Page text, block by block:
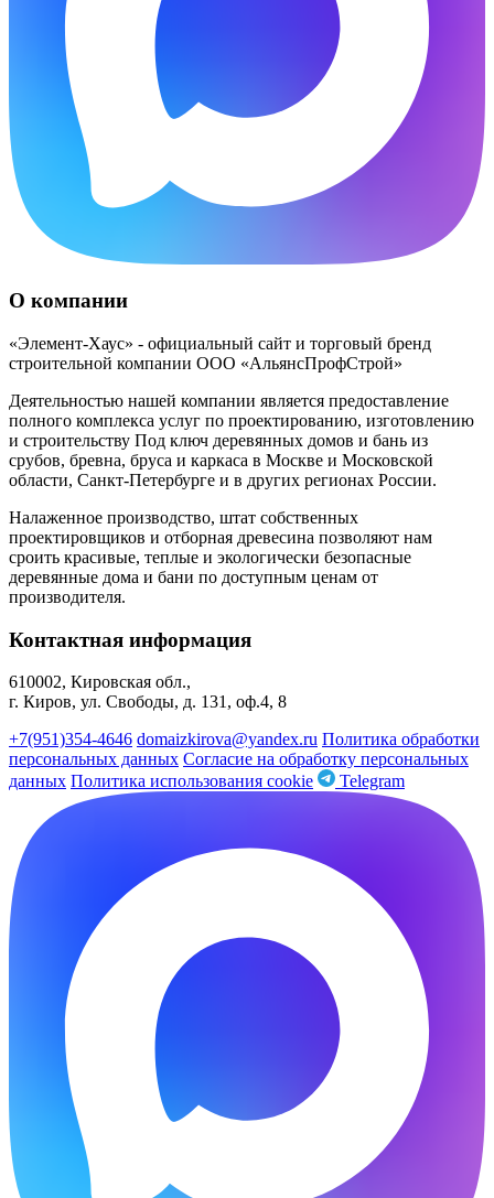
О компании
«Элемент-Хаус» - официальный сайт и торговый бренд
строительной компании ООО «АльянсПрофСтрой»
Деятельностью нашей компании является предоставление
полного комплекса услуг по проектированию, изготовлению
и строительству Под ключ деревянных домов и бань из
срубов, бревна, бруса и каркаса в Москве и Московской
области, Санкт-Петербурге и в других регионах России.
Налаженное производство, штат собственных
проектировщиков и отборная древесина позволяют нам
сроить красивые, теплые и экологически безопасные
деревянные дома и бани по доступным ценам от
производителя.
Контактная информация
610002, Кировская обл.,
г. Киров, ул. Свободы, д. 131, оф.4, 8
+7(951)354-4646 domaizkirova@yandex.ru Политика обработки
персональных данных Согласие на обработку персональных
данных Политика использования cookie Telegram